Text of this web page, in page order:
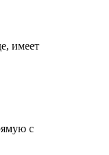
имеет
с